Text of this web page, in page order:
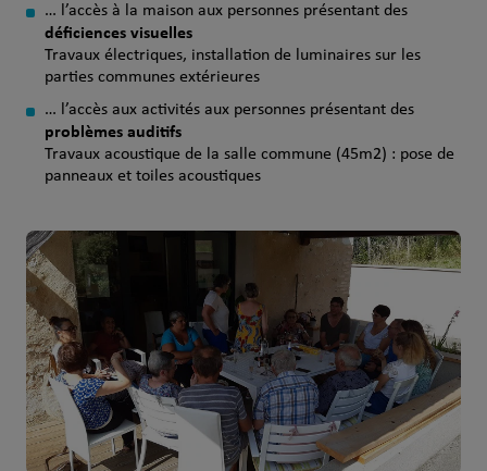
… l’accès à la maison aux personnes présentant des
déficiences visuelles
Travaux électriques, installation de luminaires sur les
parties communes extérieures
… l’accès aux activités aux personnes présentant des
problèmes auditifs
Travaux acoustique de la salle commune (45m2) : pose de
panneaux et toiles acoustiques